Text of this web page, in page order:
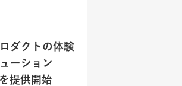
ダクトの体験
ーション
提供開始